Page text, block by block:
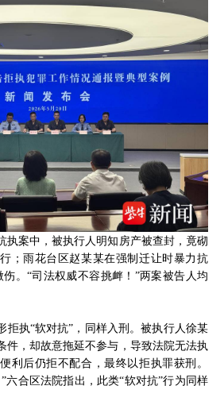
执案中，被执行人明知房产被查封，竟砌
；雨花台区赵某某在强制迁让时暴力抗
。“司法权威不容挑衅！”两案被告人均
拒执“软对抗”，同样入刑。被执行人徐某
件，却故意拖延不参与，导致法院无法执
利后仍拒不配合，最终以拒执罪获刑。
六合区法院指出，此类“软对抗”行为同样